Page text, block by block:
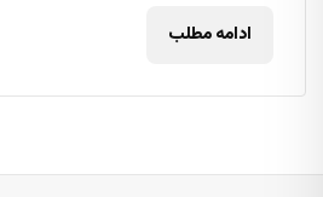
ادامه مطلب